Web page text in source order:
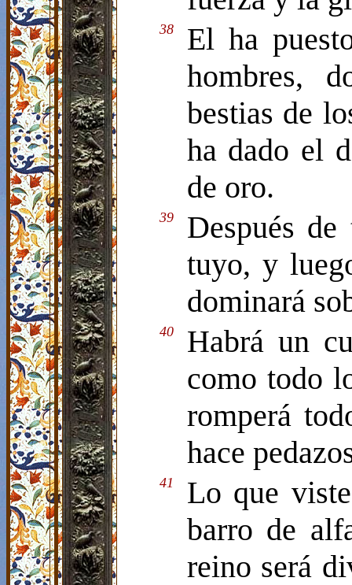
38
El ha
hombres,
bestias de
ha dado el
de oro.
39
Después
tuyo, y
dominará
40
Habrá un
como todo
romperá
hace
41
Lo que
barro de
reino será